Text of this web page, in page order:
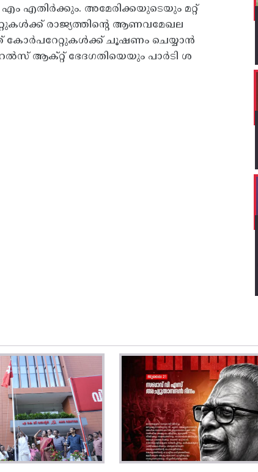
എതിർക്കും. അമേരിക്കയുടെയും മറ്റ്‌
രാജ്യത്തിന്റെ ആണവമേഖല
കോർപറേറ്റുകൾക്ക്‌ ചൂഷണം ചെയ്യാൻ
ആക്‌റ്റ്‌ ഭേദഗതിയെയും പാർടി ശ